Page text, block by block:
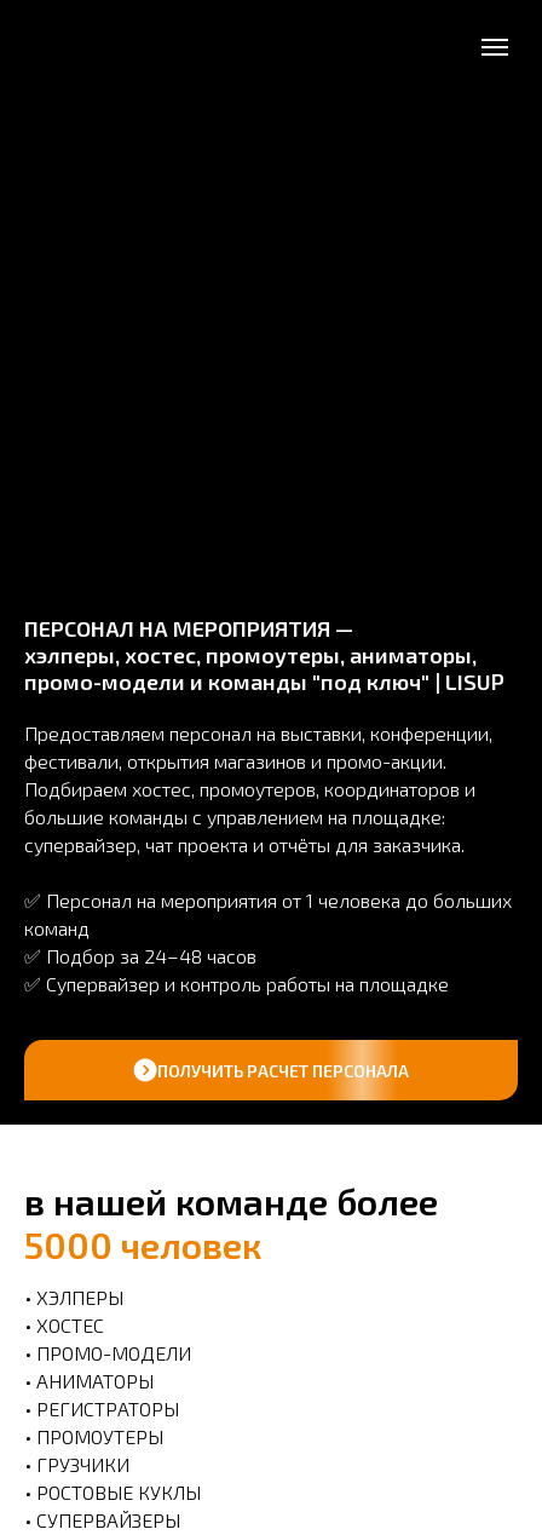
ПЕРСОНАЛ НА МЕРОПРИЯТИЯ —
хэлперы, хостес, промоутеры, аниматоры,
промо-модели и команды "под ключ" | LISUP
Предоставляем персонал на выставки, конференции,
фестивали, открытия магазинов и промо-акции.
Подбираем хостес, промоутеров, координаторов и
большие команды с управлением на площадке:
супервайзер, чат проекта и отчёты для заказчика.
✅ Персонал на мероприятия от 1 человека до больших
команд
✅ Подбор за 24–48 часов
✅ Супервайзер и контроль работы на площадке
ПОЛУЧИТЬ РАСЧЕТ ПЕРСОНАЛА
в нашей команде более
5000 человек
• ХЭЛПЕРЫ
• ХОСТЕС
• ПРОМО-МОДЕЛИ
• АНИМАТОРЫ
• РЕГИСТРАТОРЫ
• ПРОМОУТЕРЫ
• ГРУЗЧИКИ
• РОСТОВЫЕ КУКЛЫ
• СУПЕРВАЙЗЕРЫ